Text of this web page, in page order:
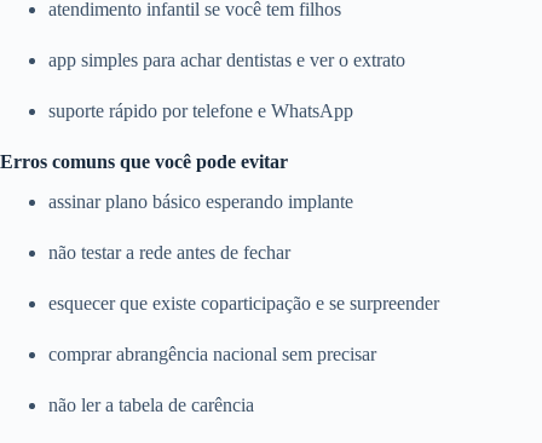
atendimento infantil se você tem filhos
app simples para achar dentistas e ver o extrato
suporte rápido por telefone e WhatsApp
Erros comuns que você pode evitar
assinar plano básico esperando implante
não testar a rede antes de fechar
esquecer que existe coparticipação e se surpreender
comprar abrangência nacional sem precisar
não ler a tabela de carência